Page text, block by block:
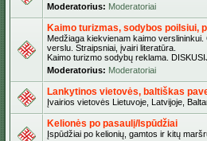
Moderatorius: Moderatoriai
Kaimo turizmas, sodybos poilsiui,
Medžiaga kiekvienam kaimo
verslu. Straipsniai, įvairi literatūra.
Kaimo turizmo sodybų reklama.
Moderatorius: Moderatoriai
Lankytinos vietovės, baltiškas
Įvairios vietovės Lietuvoje, Latvijoje,
Kelionės po pasaulį/Ispūdžiai
Įspūdžiai po kelionių, gamtos ir kitų